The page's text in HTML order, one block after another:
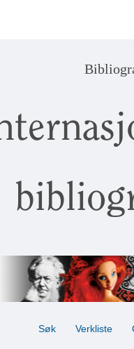
Søk Verkliste